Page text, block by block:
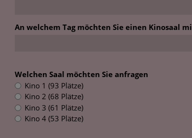
An welchem Tag möchten Sie einen Kinosaal
Welchen Saal möchten Sie anfragen
Kino 1 (93 Plätze)
Kino 2 (68 Plätze)
Kino 3 (61 Plätze)
Kino 4 (53 Plätze)